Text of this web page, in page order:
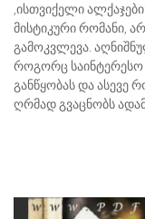
,ისთვიქელი
მისტიკური რომანი,
გამოკვლევა.
როგორც საინტერესო
განწყობას და
ღრმად გვაცნობს